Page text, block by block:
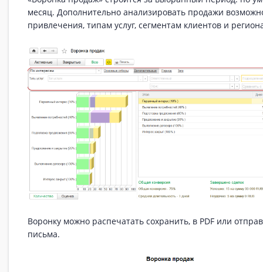
месяц. Дополнительно анализировать продажи
привлечения, типам услуг, сегментам клиентов и
Воронку можно распечатать сохранить, в PDF или
письма.